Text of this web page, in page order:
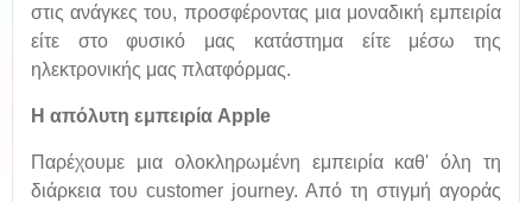
στις ανάγκες του, προσφέροντας μια μοναδική εμπειρία
είτε στο φυσικό μας κατάστημα είτε μέσω της
ηλεκτρονικής μας πλατφόρμας.
Η απόλυτη εμπειρία Apple
Παρέχουμε μια ολοκληρωμένη εμπειρία καθ' όλη τη
διάρκεια του customer journey. Από τη στιγμή αγοράς